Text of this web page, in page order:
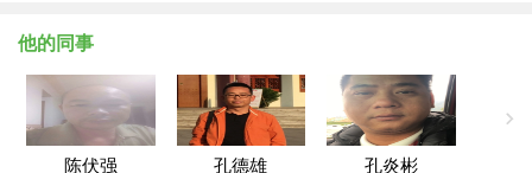
他的同事
陈伏强
孔德雄
孔炎彬